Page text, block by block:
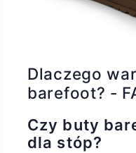
Dlaczego
barefoot? -
Czy buty
dla stóp?